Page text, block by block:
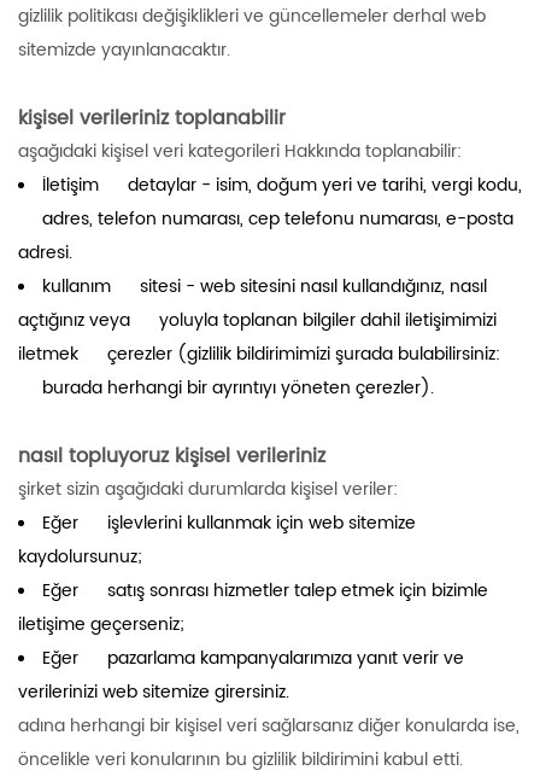
gizlilik politikası değişiklikleri ve güncellemeler derhal web
sitemizde yayınlanacaktır.
kişisel verileriniz toplanabilir
aşağıdaki kişisel veri kategorileri Hakkında toplanabilir:
İletişim detaylar - isim, doğum yeri ve tarihi, vergi kodu,
adres, telefon numarası, cep telefonu numarası, e-posta
adresi.
kullanım sitesi - web sitesini nasıl kullandığınız, nasıl
açtığınız veya yoluyla toplanan bilgiler dahil iletişimimizi
iletmek çerezler (gizlilik bildirimimizi şurada bulabilirsiniz:
burada herhangi bir ayrıntıyı yöneten çerezler).
nasıl topluyoruz kişisel verileriniz
şirket sizin aşağıdaki durumlarda kişisel veriler:
Eğer işlevlerini kullanmak için web sitemize
kaydolursunuz;
Eğer satış sonrası hizmetler talep etmek için bizimle
iletişime geçerseniz;
Eğer pazarlama kampanyalarımıza yanıt verir ve
verilerinizi web sitemize girersiniz.
adına herhangi bir kişisel veri sağlarsanız diğer konularda ise,
öncelikle veri konularının bu gizlilik bildirimini kabul etti.